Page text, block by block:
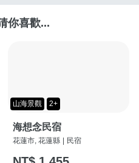
你喜歡...
山海景觀 2+
海想念民宿
花蓮市, 花蓮縣 民宿